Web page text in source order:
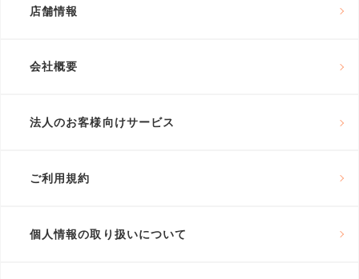
店舗情報
会社概要
法人のお客様向けサービス
ご利用規約
個人情報の取り扱いについて